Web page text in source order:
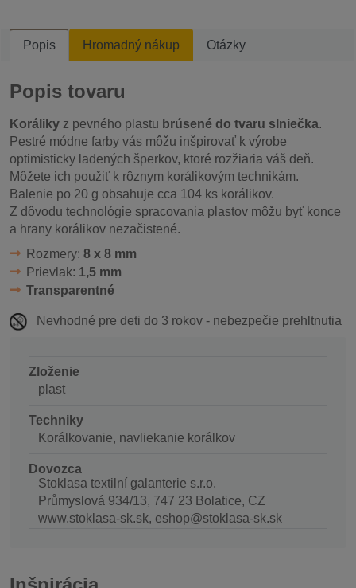
Popis Hromadný nákup Otázky
Popis tovaru
Koráliky z pevného plastu brúsené do tvaru slniečka.
Pestré módne farby vás môžu inšpirovať k výrobe
optimisticky ladených šperkov, ktoré rozžiaria váš deň.
Môžete ich použiť k rôznym korálikovým technikám.
Balenie po 20 g obsahuje cca 104 ks korálikov.
Z dôvodu technológie spracovania plastov môžu byť konce
a hrany korálikov nezačistené.
Rozmery: 8 x 8 mm
Prievlak: 1,5 mm
Transparentné
Nevhodné pre deti do 3 rokov - nebezpečie prehltnutia
Zloženie
plast
Techniky
Korálkovanie, navliekanie korálkov
Dovozca
Stoklasa textilní galanterie s.r.o.
Průmyslová 934/13, 747 23 Bolatice, CZ
www.stoklasa-sk.sk, eshop@stoklasa-sk.sk